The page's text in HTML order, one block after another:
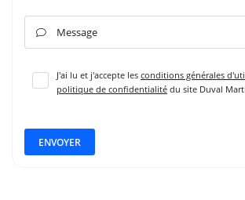
 Message
J'ai lu et j'accepte les conditions générales
politique de confidentialité du site Duval
ENVOYER